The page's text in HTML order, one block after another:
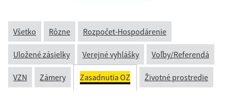
Všetko Rôzne Rozpočet-Hospodárenie
Uložené zásielky Verejné vyhlášky Voľby/Referendá
VZN Zámery Zasadnutia OZ Životné prostredie